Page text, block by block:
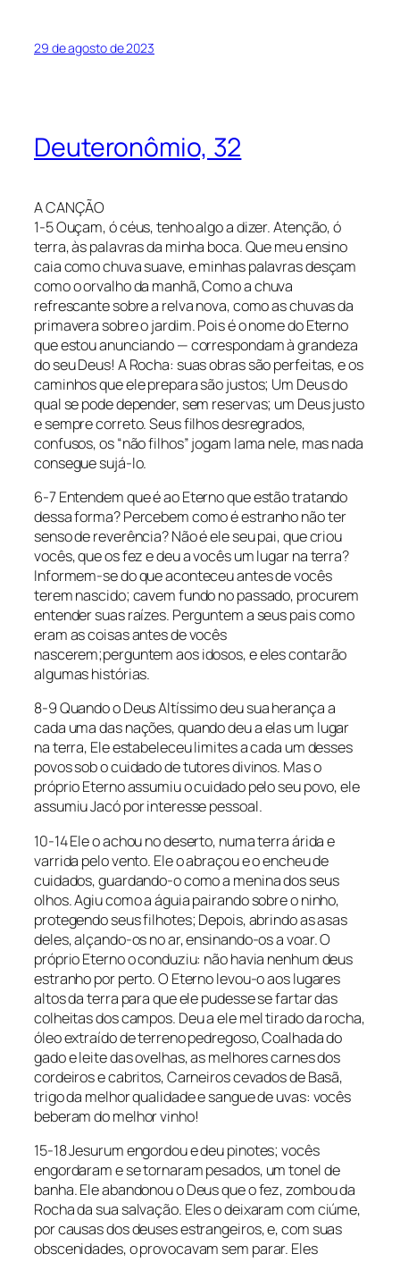
29 de agosto de 2023
Deuteronômio, 32
A CANÇÃO
1-5 Ouçam, ó céus, tenho algo a dizer. Atenção, ó
terra, às palavras da minha boca. Que meu ensino
caia como chuva suave, e minhas palavras desçam
como o orvalho da manhã, Como a chuva
refrescante sobre a relva nova, como as chuvas da
primavera sobre o jardim. Pois é o nome do Eterno
que estou anunciando — correspondam à grandeza
do seu Deus! A Rocha: suas obras são perfeitas, e os
caminhos que ele prepara são justos; Um Deus do
qual se pode depender, sem reservas; um Deus justo
e sempre correto. Seus filhos desregrados,
confusos, os “não filhos” jogam lama nele, mas nada
consegue sujá-lo.
6-7 Entendem que é ao Eterno que estão tratando
dessa forma? Percebem como é estranho não ter
senso de reverência? Não é ele seu pai, que criou
vocês, que os fez e deu a vocês um lugar na terra?
Informem-se do que aconteceu antes de vocês
terem nascido; cavem fundo no passado, procurem
entender suas raízes. Perguntem a seus pais como
eram as coisas antes de vocês
nascerem;perguntem aos idosos, e eles contarão
algumas histórias.
8-9 Quando o Deus Altíssimo deu sua herança a
cada uma das nações, quando deu a elas um lugar
na terra, Ele estabeleceu limites a cada um desses
povos sob o cuidado de tutores divinos. Mas o
próprio Eterno assumiu o cuidado pelo seu povo, ele
assumiu Jacó por interesse pessoal.
10-14 Ele o achou no deserto, numa terra árida e
varrida pelo vento. Ele o abraçou e o encheu de
cuidados, guardando-o como a menina dos seus
olhos. Agiu como a águia pairando sobre o ninho,
protegendo seus filhotes; Depois, abrindo as asas
deles, alçando-os no ar, ensinando-os a voar. O
próprio Eterno o conduziu: não havia nenhum deus
estranho por perto. O Eterno levou-o aos lugares
altos da terra para que ele pudesse se fartar das
colheitas dos campos. Deu a ele mel tirado da rocha,
óleo extraído de terreno pedregoso, Coalhada do
gado e leite das ovelhas, as melhores carnes dos
cordeiros e cabritos, Carneiros cevados de Basã,
trigo da melhor qualidade e sangue de uvas: vocês
beberam do melhor vinho!
15-18 Jesurum engordou e deu pinotes; vocês
engordaram e se tornaram pesados, um tonel de
banha. Ele abandonou o Deus que o fez, zombou da
Rocha da sua salvação. Eles o deixaram com ciúme,
por causas dos deuses estrangeiros, e, com suas
obscenidades, o provocavam sem parar. Eles